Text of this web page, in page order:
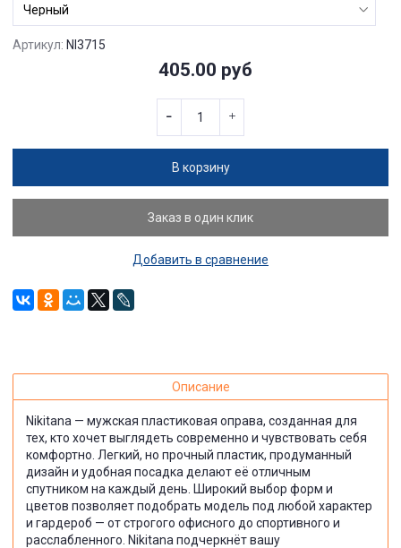
Артикул: NI3715
405.00 руб
В корзину
Заказ в один клик
Добавить в сравнение
Описание
Nikitana — мужская пластиковая оправа, созданная для
тех, кто хочет выглядеть современно и чувствовать себя
комфортно. Легкий, но прочный пластик, продуманный
дизайн и удобная посадка делают её отличным
спутником на каждый день. Широкий выбор форм и
цветов позволяет подобрать модель под любой характер
и гардероб — от строгого офисного до спортивного и
расслабленного. Nikitana подчеркнёт вашу